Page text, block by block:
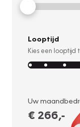
Looptijd
Kies een looptijd
Uw
€ 266,-